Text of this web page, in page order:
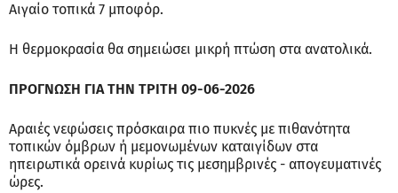
Αιγαίο τοπικά 7 μποφόρ.
Η θερμοκρασία θα σημειώσει μικρή πτώση στα ανατολικά.
ΠΡΟΓΝΩΣΗ ΓΙΑ ΤΗΝ ΤΡΙΤΗ 09-06-2026
Αραιές νεφώσεις πρόσκαιρα πιο πυκνές με πιθανότητα
τοπικών όμβρων ή μεμονωμένων καταιγίδων στα
ηπειρωτικά ορεινά κυρίως τις μεσημβρινές - απογευματινές
ώρες.